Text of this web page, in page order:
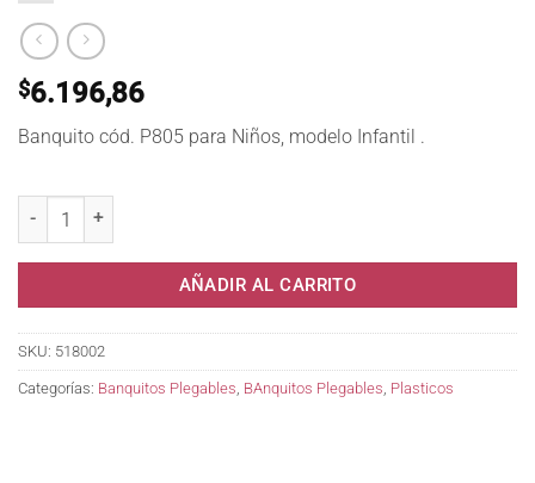
$6.196,86
Banquito cód. P805 para Niños, modelo Infantil .
AÑADIR AL CARRITO
SKU: 518002
Categorías: Banquitos Plegables BAnquitos Plegables Plasticos